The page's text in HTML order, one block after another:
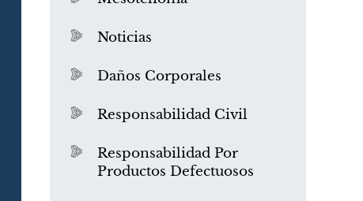
Noticias
Daños Corporales
Responsabilidad Civil
Responsabilidad Por
Productos Defectuosos